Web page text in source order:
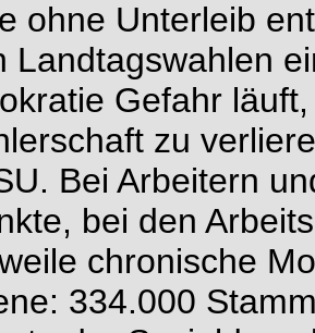
ohne Unterleib
Landtagswahlen
Gefahr
zu
Bei Arbeitern
bei den
chronische
334.000